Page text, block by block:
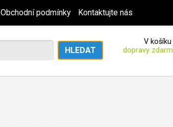
Obchodní podmínky Kontaktujte nás
V
dopravy